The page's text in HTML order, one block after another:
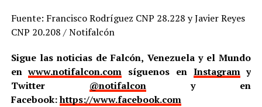
Fuente: Francisco Rodríguez CNP 28.228 y Javier Reyes
CNP 20.208 / Notifalcón
Sigue las noticias de Falcón, Venezuela y el Mundo
enwww.notifalcon.com síguenos en Instagramy
Twitter @notifalcony en
Facebook:https://www.facebook.com